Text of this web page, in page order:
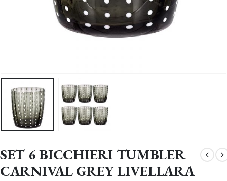
SET 6 BICCHIERI TUMBLER
CARNIVAL GREY LIVELLARA